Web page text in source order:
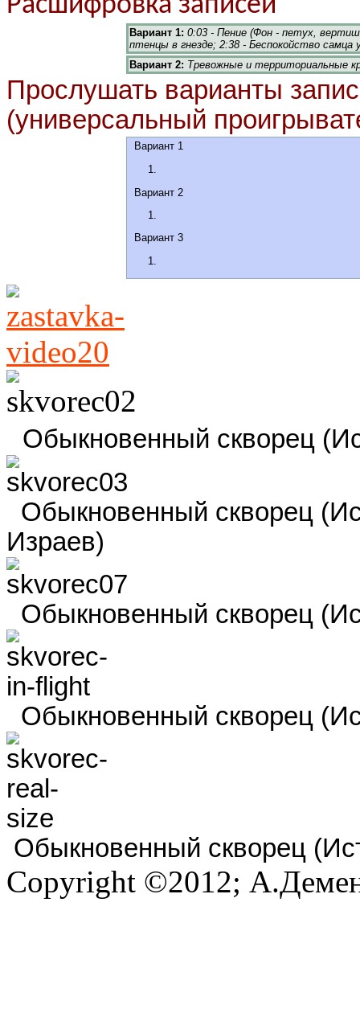
Вариант 1: 0:03 - Пение (Фон - петух,
птенцы в гнезде; 2:38 - Беспокойство самца
Вариант 2: Тревожные и территориальные
Прослушать варианты
(универсальный
Вариант 1
Вариант 2
Вариант 3
Обыкновенный скворец
Обыкновенный скворец
Израев)
Обыкновенный скворец
Обыкновенный скворец
Обыкновенный скворец
Copyright ©2012;